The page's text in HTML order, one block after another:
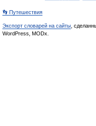
👣 Путешествия
Экспорт словарей на сайты ,
WordPress, MODx.